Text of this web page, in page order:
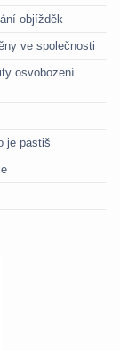
objížděk
ve společnosti
osvobození
je pastiš